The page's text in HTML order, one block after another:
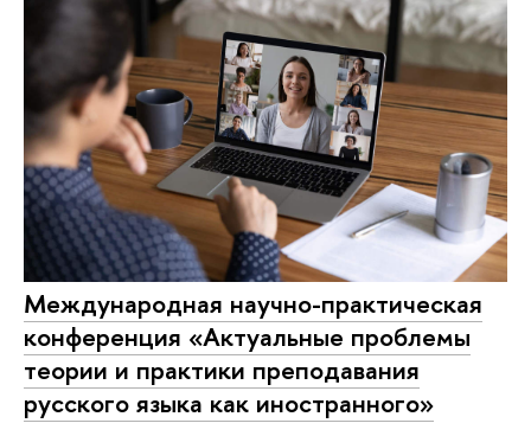
Международная научно-практическая
конференция «Актуальные проблемы
теории и практики преподавания
русского языка как иностранного»